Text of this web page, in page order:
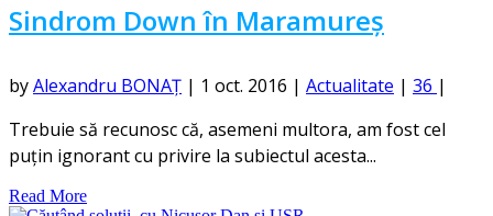
Sindrom Down în Maramureș
byAlexandru BONAȚ | 1 oct. 2016 | Actualitate | 36 |
Trebuie să recunosc că, asemeni multora, am fost cel
puțin ignorant cu privire la subiectul acesta...
Read More